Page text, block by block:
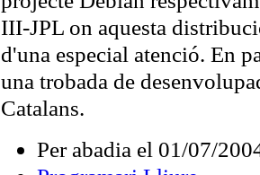
III-JPL on aquesta
d'una especial atenció. En
una trobada de
Catalans.
Per abadia el 01/07/